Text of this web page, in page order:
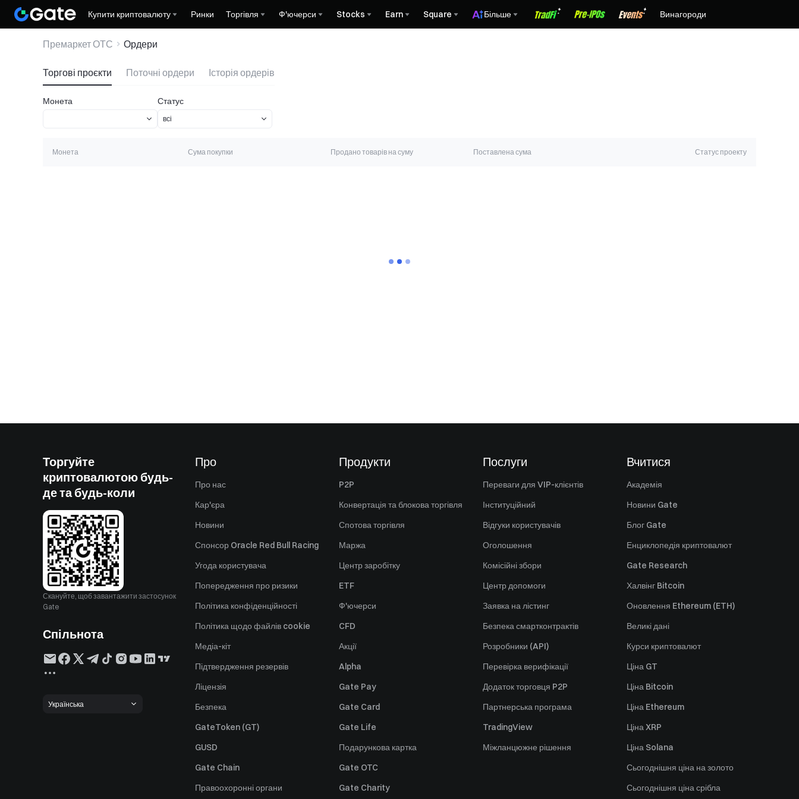
Купити криптовалюту Ринки Торгівля Ф'ючерси Stocks Earn Square Більше Винагороди
Премаркет ОТС Ордери
Торгові проєкти Поточні ордери Історія ордерів
Монета Статус
Монета Сума покупки Продано товарів на суму Поставлена сума Статус проекту
Торгуйте
криптовалютою будь-
де та будь-коли
Скануйте, щоб завантажити застосунок
Gate
Спільнота
Українська
Про
Про нас
Кар'єра
Новини
Спонсор Oracle Red Bull Racing
Угода користувача
Попередження про ризики
Політика конфіденційності
Політика щодо файлів cookie
Медіа-кіт
Підтвердження резервів
Ліцензія
Безпека
GateToken (GT)
GUSD
Gate Chain
Правоохоронні органи
Продукти
P2P
Конвертація та блокова торгівля
Спотова торгівля
Маржа
Центр заробітку
ETF
Ф'ючерси
CFD
Акції
Alpha
Gate Pay
Gate Card
Gate Life
Подарункова картка
Gate OTC
Gate Charity
Послуги
Переваги для VIP-клієнтів
Інституційний
Відгуки користувачів
Оголошення
Комісійні збори
Центр допомоги
Заявка на лістинг
Безпека смартконтрактів
Розробники (API)
Перевірка верифікації
Додаток торговця P2P
Партнерська програма
TradingView
Міжланцюжне рішення
Вчитися
Академія
Новини Gate
Блог Gate
Енциклопедія криптовалют
Gate Research
Халвінг Bitcoin
Оновлення Ethereum (ETH)
Великі дані
Курси криптовалют
Ціна GT
Ціна Bitcoin
Ціна Ethereum
Ціна XRP
Ціна Solana
Сьогоднішня ціна на золото
Сьогоднішня ціна срібла